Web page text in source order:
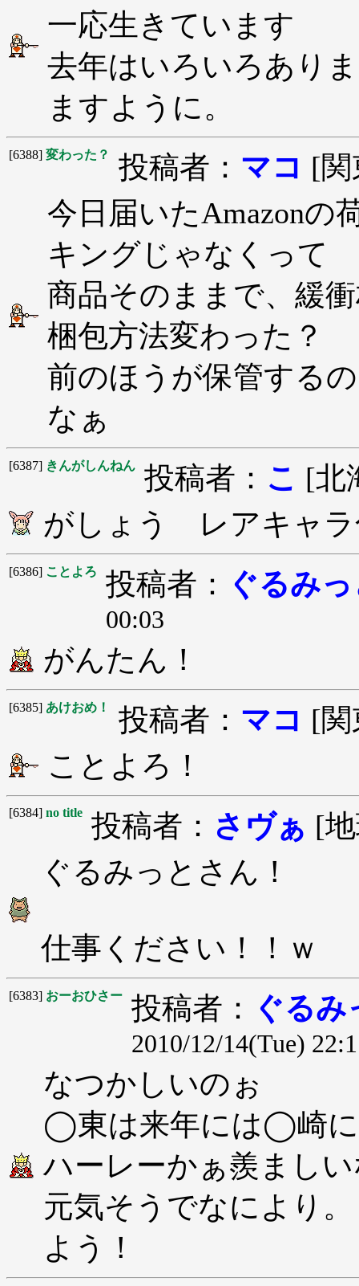
一応生きています
去年はいろいろあり
ますように。
[6388] 変わった？ 投稿者： マコ [
今日届いたAmazonの
キングじゃなくって
商品そのままで、緩
梱包方法変わった？
前のほうが保管する
なぁ
[6387] きんがしんねん 投稿者： こ [北
がしょう レアキャラ
[6386] ことよろ 投稿者： ぐるみ
00:03
がんたん！
[6385] あけおめ！ 投稿者： マコ [
ことよろ！
[6384] no title 投稿者： さヴぁ [
ぐるみっとさん！
仕事ください！！ｗ
[6383] おーおひさー 投稿者： ぐるみ
2010/12/14(Tue)
なつかしいのぉ
◯東は来年には◯崎に
ハーレーかぁ羨まし
元気そうでなにより
よう！